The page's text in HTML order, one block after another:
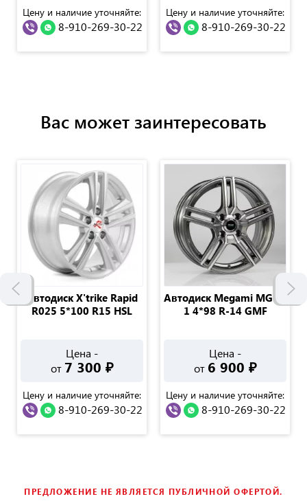
Цену и наличие уточняйте:
8-910-269-30-22
Цену и наличие уточняйте:
8-910-269-30-22
Вас может заинтересовать
Автодиск Х'trike Rapid
R025 5*100 R15 HSL
Цена -
от 7 300 ₽
Цену и наличие уточняйте:
8-910-269-30-22
Автодиск Megami MGM-
1 4*98 R-14 GMF
Цена -
от 6 900 ₽
Цену и наличие уточняйте:
8-910-269-30-22
ПРЕДЛОЖЕНИЕ НЕ ЯВЛЯЕТСЯ ПУБЛИЧНОЙ ОФЕРТОЙ.